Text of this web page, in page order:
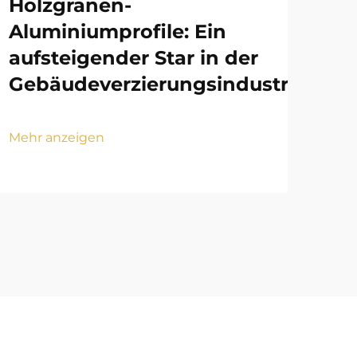
Holzgranen-
Aluminiumprofile: Ein
aufsteigender Star in der
Gebäudeverzierungsindustrie
Mehr anzeigen